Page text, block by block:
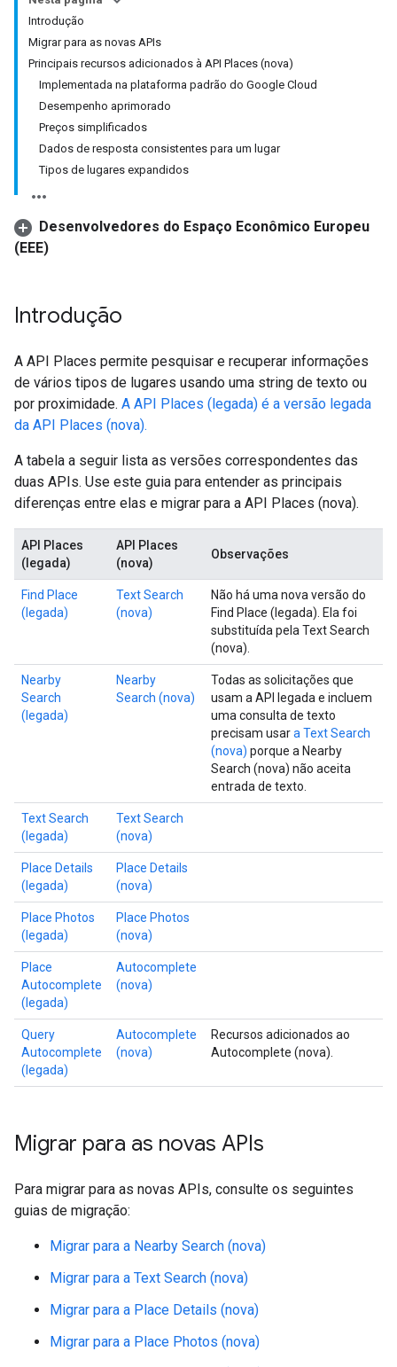
Introdução
Migrar para as novas APIs
Principais recursos adicionados à API Places (nova)
Implementada na plataforma padrão do Google Cloud
Desempenho aprimorado
Preços simplificados
Dados de resposta consistentes para um lugar
Tipos de lugares expandidos
Desenvolvedores do Espaço Econômico Europeu
(EEE)
Introdução
A API Places permite pesquisar e recuperar informações
de vários tipos de lugares usando uma string de texto ou
por proximidade. A API Places (legada) é a versão legada
da API Places (nova).
A tabela a seguir lista as versões correspondentes das
duas APIs. Use este guia para entender as principais
diferenças entre elas e migrar para a API Places (nova).
API Places
(legada)
API Places
(nova)
Observações
Find Place
(legada)
Text Search
(nova)
Não há uma nova versão do
Find Place (legada). Ela foi
substituída pela Text Search
(nova).
Nearby
Search
(legada)
Nearby
Search (nova)
Todas as solicitações que
usam a API legada e incluem
uma consulta de texto
precisam usara Text Search
(nova) porque a Nearby
Search (nova) não aceita
entrada de texto.
Text Search
(legada)
Text Search
(nova)
Place Details
(legada)
Place Details
(nova)
Place Photos
(legada)
Place Photos
(nova)
Place
Autocomplete
(legada)
Autocomplete
(nova)
Query
Autocomplete
(legada)
Autocomplete
(nova)
Recursos adicionados ao
Autocomplete (nova).
Migrar para as novas APIs
Para migrar para as novas APIs, consulte os seguintes
guias de migração:
Migrar para a Nearby Search (nova)
Migrar para a Text Search (nova)
Migrar para a Place Details (nova)
Migrar para a Place Photos (nova)